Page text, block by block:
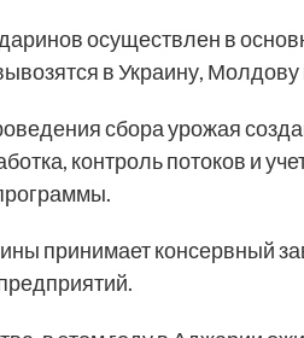
осуществлен в
в Украину, Молдову
сбора урожая
контроль потоков и
принимает консервный